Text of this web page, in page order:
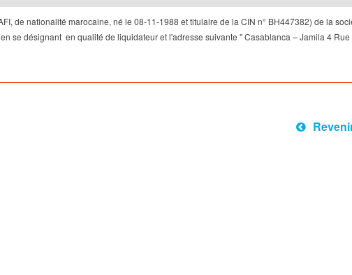
de nationalité marocaine, né le 08-11-1988 et titulaire de la CIN n° BH447382) de la
se désignant en qualité de liquidateur et l'adresse suivante " Casablanca – Jamila 4 Rue